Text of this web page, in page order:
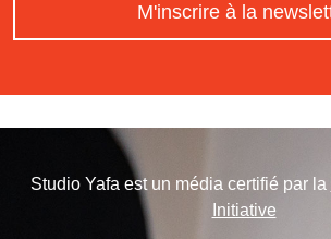
M'inscrire à la
Studio Yafa est un média certifié par la
Initiative